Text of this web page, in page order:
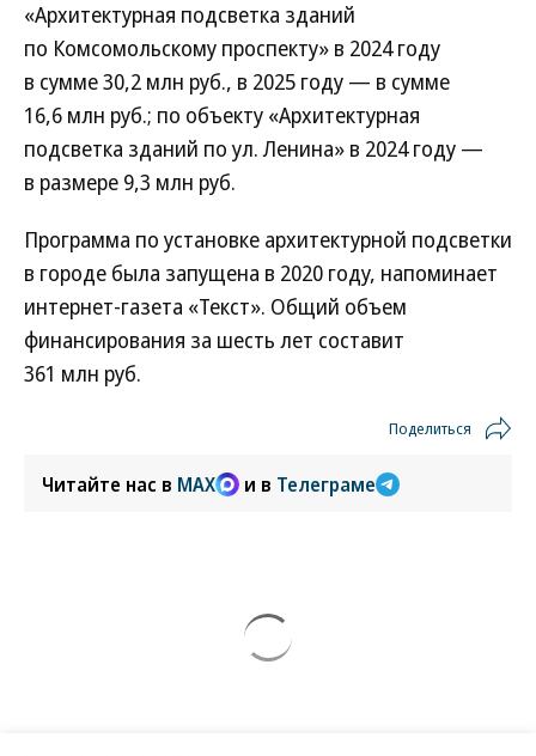
«Архитектурная подсветка зданий
по Комсомольскому проспекту» в 2024 году
в сумме 30,2 млн руб., в 2025 году — в сумме
16,6 млн руб.; по объекту «Архитектурная
подсветка зданий по ул. Ленина» в 2024 году —
в размере 9,3 млн руб.
Программа по установке архитектурной подсветки
в городе была запущена в 2020 году, напоминает
интернет-газета «Текст». Общий объем
финансирования за шесть лет составит
361 млн руб.
Поделиться
Читайте нас в MAX и в Телеграме